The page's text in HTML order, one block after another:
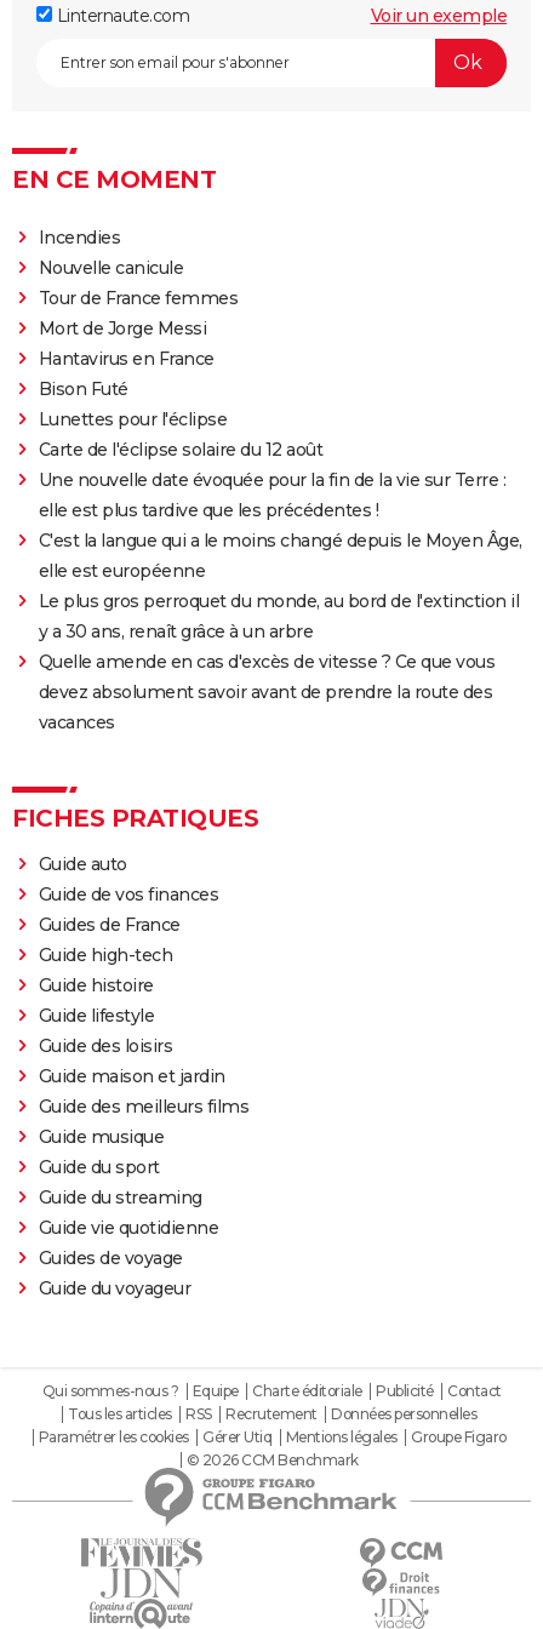
Linternaute.com Voir un exemple
EN CE MOMENT
Incendies
Nouvelle canicule
Tour de France femmes
Mort de Jorge Messi
Hantavirus en France
Bison Futé
Lunettes pour l'éclipse
Carte de l'éclipse solaire du 12 août
Une nouvelle date évoquée pour la fin de la vie sur Terre :
elle est plus tardive que les précédentes !
C'est la langue qui a le moins changé depuis le Moyen Âge,
elle est européenne
Le plus gros perroquet du monde, au bord de l'extinction il
y a 30 ans, renaît grâce à un arbre
Quelle amende en cas d'excès de vitesse ? Ce que vous
devez absolument savoir avant de prendre la route des
vacances
FICHES PRATIQUES
Guide auto
Guide de vos finances
Guides de France
Guide high-tech
Guide histoire
Guide lifestyle
Guide des loisirs
Guide maison et jardin
Guide des meilleurs films
Guide musique
Guide du sport
Guide du streaming
Guide vie quotidienne
Guides de voyage
Guide du voyageur
Qui sommes-nous ? Equipe Charte éditoriale Publicité
Contact
Tous les articles
RSS Recrutement
Données personnelles
Paramétrer les cookies
Gérer Utiq Mentions légales
Groupe Figaro
© 2026 CCM Benchmark